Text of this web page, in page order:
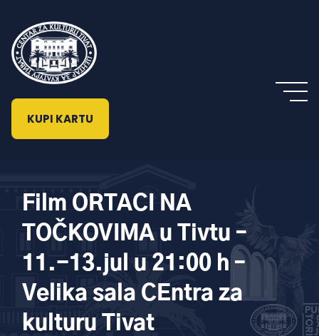
KUPI KARTU
Film ORTACI NA
TOČKOVIMA u Tivtu –
11.-13.jul u 21:00 h –
Velika sala CEntra za
kulturu Tivat